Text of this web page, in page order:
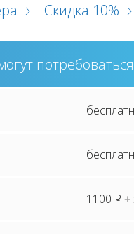
Скидка 10%
потребоваться
1100 P +